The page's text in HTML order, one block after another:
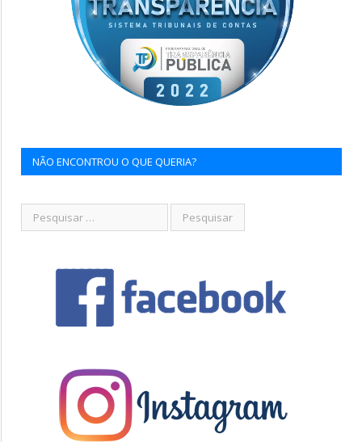
NÃO ENCONTROU O QUE QUERIA?